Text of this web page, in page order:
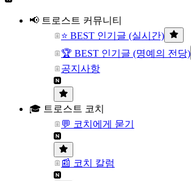
📢 트로스트 커뮤니티
⭐ BEST 인기글 (실시간)
🏆 BEST 인기글 (명예의 전당)
공지사항
🎓 트로스트 코치
💬 코치에게 묻기
📰 코치 칼럼